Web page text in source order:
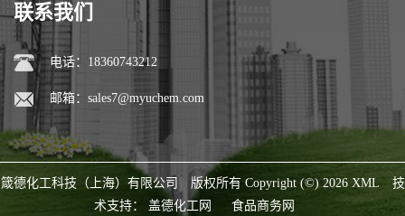
联系我们
电话：18360743212
邮箱： sales7@myuchem.com
箴德化工科技（上海）有限公司 版权所有 Copyright (©) 2026 XML
技
术支持： 盖德化工网 食品商务网